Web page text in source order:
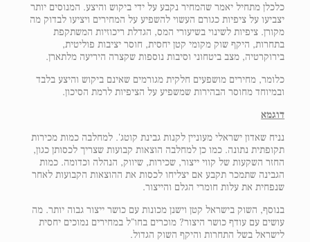
כלכלן מתחיל יאמר שהמחיר נקבע על ידי ביקוש והיצע. המנוסים יותר
יצביעו על ציפיות כגורם העשוי להשפיע על המחירים ויציעו לבדוק מה
מקורן. ציפיות לשינוי בשיעורי המס, הגדלת ריכוזיות המשתקפת
בתחרות, היקף שוק מקומי קטן יחסית, חוסר יציבות פוליטית,
בירוקרטיה, מצב ביטחוני וסיבות נוספות שקצרה היריעה מלתארן.
כלומר, מחירים מושפעים חלקית מגורמים שאינם ביקוש והיצע בלבד
ובמיוחד מחוסר הבהירות שמשפיע על הציפיות לרמת הסיכון.
דוגמא
נניח שאדון ישראלי מעוניין לקנות גבינת קוטג'. למחלבה כמות מכירות
תקופתית נתונה. כמו כן למחלבה הוצאות קבועות שצריך לכסותן כגון,
החזר השקעות של קווי ייצור, שכירות, שיווק, הנהלה וכדומה. כמות
הגבינה שתמכר תקבע אם יצליחו לכסות את ההוצאות הקבועות לאחר
שנפחית את עלות חומרי הגלם והייצור.
בנוסף, השוק בישראל קטן וישנן מכונות עם כושר ייצור גבוה יותר. מה
עושים עם עודף כושר היצור? מוכרים בחו"ל במחירים נמוכים יחסית
לישראל בשל התחרות והיקף השוק הגדול.